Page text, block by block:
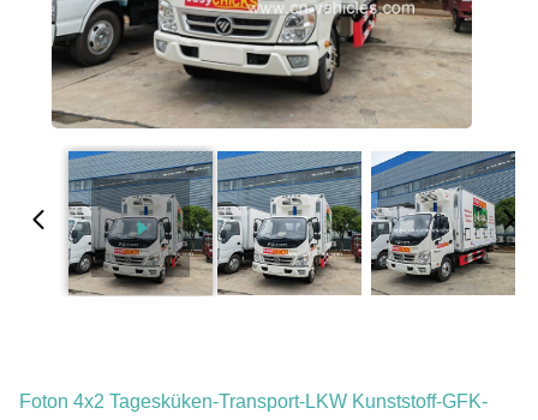
Foton 4x2 Tagesküken-Transport-LKW Kunststoff-GFK-